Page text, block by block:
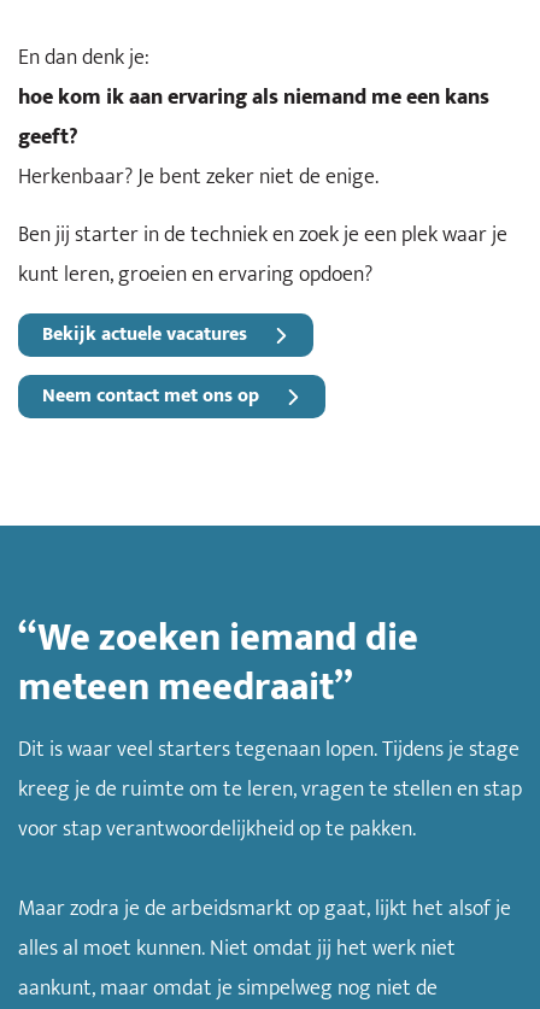
En dan denk je:
hoe kom ik aan ervaring als niemand me een kans
geeft?
Herkenbaar? Je bent zeker niet de enige.
Ben jij starter in de techniek en zoek je een plek waar je
kunt leren, groeien en ervaring opdoen?
Bekijk actuele vacatures
Neem contact met ons op
“We zoeken iemand die
meteen meedraait”
Dit is waar veel starters tegenaan lopen. Tijdens je stage
kreeg je de ruimte om te leren, vragen te stellen en stap
voor stap verantwoordelijkheid op te pakken.
Maar zodra je de arbeidsmarkt op gaat, lijkt het alsof je
alles al moet kunnen. Niet omdat jij het werk niet
aankunt, maar omdat je simpelweg nog niet de